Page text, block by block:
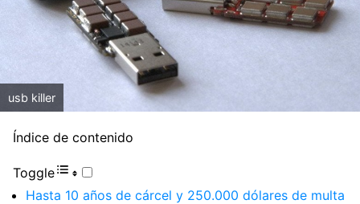
usb killer
Índice de contenido
Toggle
Hasta 10 años de cárcel y 250.000 dólares de multa